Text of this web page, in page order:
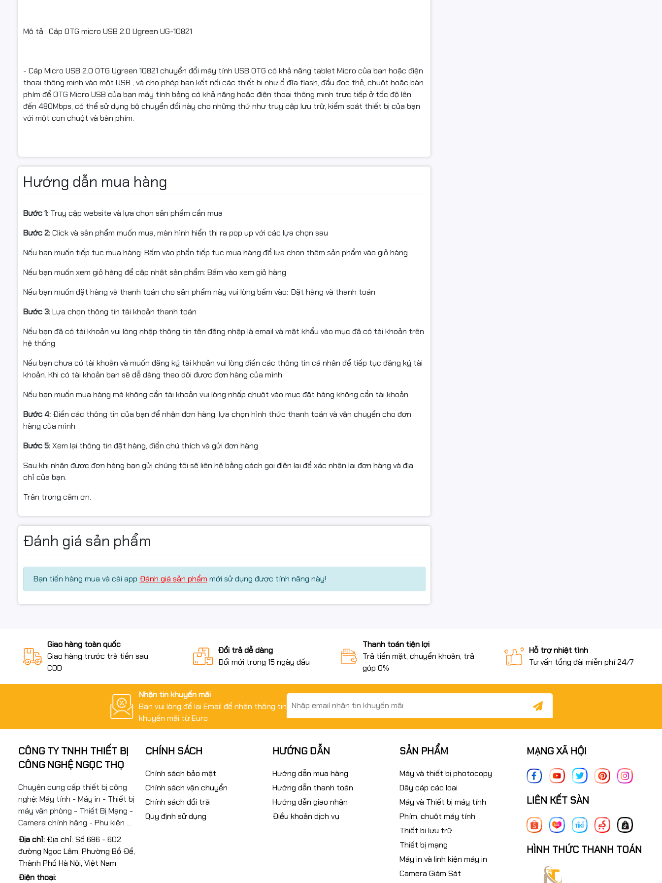
Mô tả : Cáp OTG micro USB 2.0 Ugreen UG-10821
- Cáp Micro USB 2.0 OTG Ugreen 10821 chuyển đổi máy tính USB OTG có khả năng tablet Micro của bạn hoặc điện
thoại thông minh vào một USB , và cho phép bạn kết nối các thiết bị như ổ đĩa flash, đầu đọc thẻ, chuột hoặc bàn
phím để OTG Micro USB của bạn máy tính bảng có khả năng hoặc điện thoại thông minh trực tiếp ở tốc độ lên
đến 480Mbps, có thể sử dụng bộ chuyển đổi này cho những thứ như truy cập lưu trữ, kiểm soát thiết bị của bạn
với một con chuột và bàn phím.
Hướng dẫn mua hàng
Bước 1: Truy cập website và lựa chọn sản phẩm cần mua
Bước 2:Click và sản phẩm muốn mua, màn hình hiển thị ra pop up với các lựa chọn sau
Nếu bạn muốn tiếp tục mua hàng: Bấm vào phần tiếp tục mua hàng để lựa chọn thêm sản phẩm vào giỏ hàng
Nếu bạn muốn xem giỏ hàng để cập nhật sản phẩm: Bấm vào xem giỏ hàng
Nếu bạn muốn đặt hàng và thanh toán cho sản phẩm này vui lòng bấm vào: Đặt hàng và thanh toán
Bước 3:Lựa chọn thông tin tài khoản thanh toán
Nếu bạn đã có tài khoản vui lòng nhập thông tin tên đăng nhập là email và mật khẩu vào mục đã có tài khoản trên
hệ thống
Nếu bạn chưa có tài khoản và muốn đăng ký tài khoản vui lòng điền các thông tin cá nhân để tiếp tục đăng ký tài
khoản. Khi có tài khoản bạn sẽ dễ dàng theo dõi được đơn hàng của mình
Nếu bạn muốn mua hàng mà không cần tài khoản vui lòng nhấp chuột vào mục đặt hàng không cần tài khoản
Bước 4: Điền các thông tin của bạn để nhận đơn hàng, lựa chọn hình thức thanh toán và vận chuyển cho đơn
hàng của mình
Bước 5:Xem lại thông tin đặt hàng, điền chú thích và gửi đơn hàng
Sau khi nhận được đơn hàng bạn gửi chúng tôi sẽ liên hệ bằng cách gọi điện lại để xác nhận lại đơn hàng và địa
chỉ của bạn.
Trân trọng cảm ơn.
Đánh giá sản phẩm
Bạn tiến hàng mua và cài app Đánh giá sản phẩm mới sử dụng được tính năng này!
Giao hàng toàn quốc
Giao hàng trước trả tiền sau
COD
Đổi trả dễ dàng
Đổi mới trong 15 ngày đầu
Thanh toán tiện lợi
Trả tiền mặt, chuyển khoản, trả
góp 0%
Hỗ trợ nhiệt tình
Tư vấn tổng đài miễn phí 24/7
Nhận tin khuyến mãi
Bạn vui lòng để lại Email để nhận thông tin
khuyến mãi từ Euro
CÔNG TY TNHH THIẾT BỊ
CÔNG NGHỆ NGỌC THỌ
Chuyên cung cấp thiết bị công
nghệ: Máy tính - Máy in - Thiết bị
máy văn phòng - Thiết Bị Mạng -
Camera chính hãng - Phụ kiện ...
Địa chỉ: Địa chỉ: Số 686 - 602
đường Ngọc Lâm, Phường Bồ Đề,
Thành Phố Hà Nội, Việt Nam
Điện thoại:
CHÍNH SÁCH
Chính sách bảo mật
Chính sách vận chuyển
Chính sách đổi trả
Quy định sử dụng
HƯỚNG DẪN
Hướng dẫn mua hàng
Hướng dẫn thanh toán
Hướng dẫn giao nhận
Điều khoản dịch vụ
SẢN PHẨM
Máy và thiết bị photocopy
Dây cáp các loại
Máy và Thiết bị máy tính
Phím, chuột máy tính
Thiết bi lưu trữ
Thiết bị mạng
Máy in và linh kiện máy in
Camera Giám Sát
MẠNG XÃ HỘI
LIÊN KẾT SÀN
HÌNH THỨC THANH TOÁN